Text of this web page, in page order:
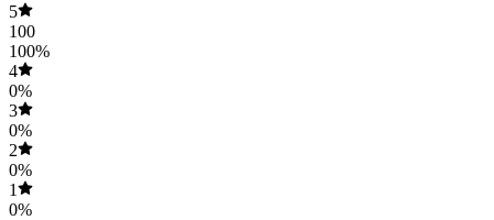
5
100
100%
4
0%
3
0%
2
0%
1
0%